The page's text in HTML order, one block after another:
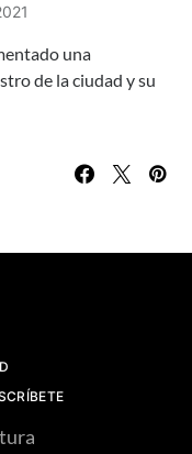
una
de la ciudad y su